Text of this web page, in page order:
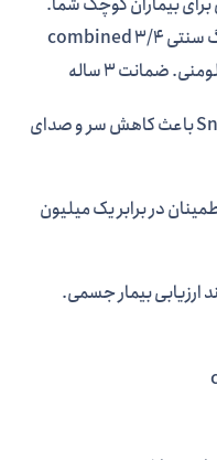
سینه بند فولادی ضد زنگ دو طرفه. زنگ سنتی 3/4 combined
ضمانت 3 ساله
اسکاتلند نرم و راحت Snap-Tight باعث کاهش سر و صدای
در برابر یک میلیون
ارزیابی بیمار جسمی.